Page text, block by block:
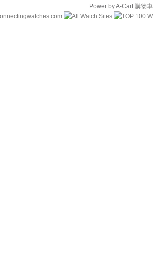
Power by A-Cart 購物車